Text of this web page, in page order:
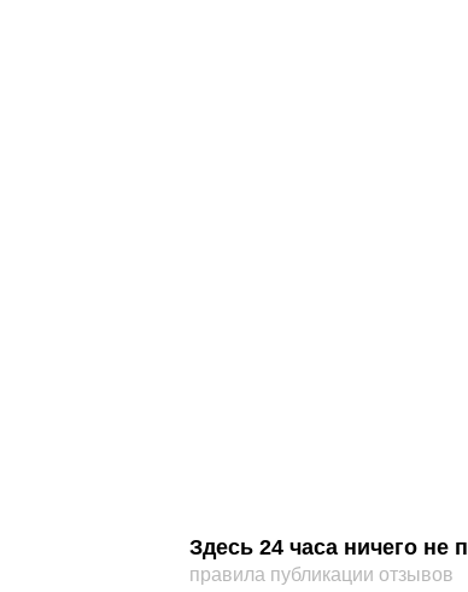
Здесь 24 часа ничего не
правила публикации отзывов